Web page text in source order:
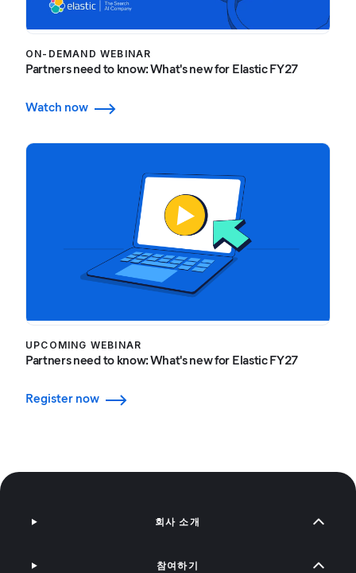
ON-DEMAND WEBINAR
Partners need to know: What's new for Elastic FY27
Watch now
UPCOMING WEBINAR
Partners need to know: What's new for Elastic FY27
Register now
회사 소개
참여하기